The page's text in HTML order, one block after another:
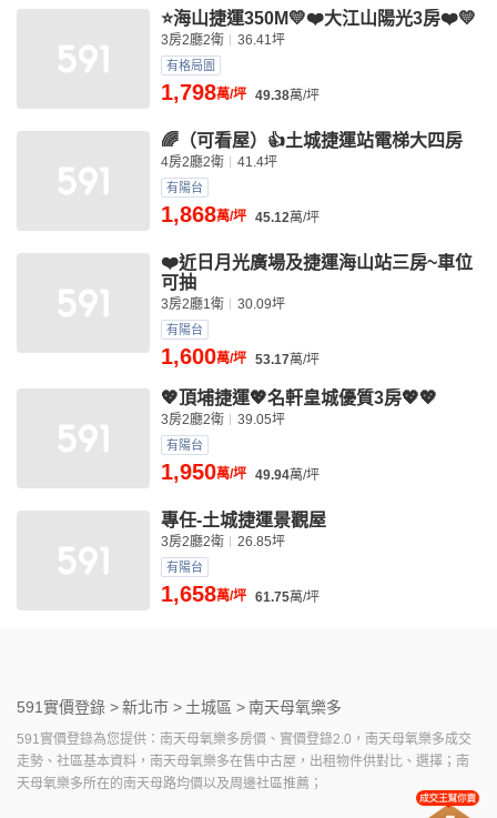
⭐️海山捷運350M💛❤️大江山陽光3房❤️💛
3房2廳2衛 36.41坪
有格局圖
1,798萬/坪 49.38萬/坪
🌈（可看屋）👍土城捷運站電梯大四房
4房2廳2衛 41.4坪
有陽台
1,868萬/坪 45.12萬/坪
❤️近日月光廣場及捷運海山站三房~車位
可抽
3房2廳1衛 30.09坪
有陽台
1,600萬/坪 53.17萬/坪
💖頂埔捷運💖名軒皇城優質3房💖💖
3房2廳2衛 39.05坪
有陽台
1,950萬/坪 49.94萬/坪
專任-土城捷運景觀屋
3房2廳2衛 26.85坪
有陽台
1,658萬/坪 61.75萬/坪
591實價登錄 >新北市 > 土城區 >南天母氧樂多
591實價登錄為您提供：南天母氧樂多房價、實價登錄2.0，南天母氧樂多成交
走勢、社區基本資料，南天母氧樂多在售中古屋，出租物件供對比、選擇；南
天母氧樂多所在的南天母路均價以及周邊社區推薦；